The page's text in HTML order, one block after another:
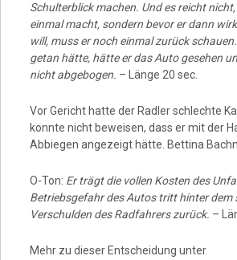
Schulterblick machen. Und es reicht
einmal macht, sondern bevor er dann
will, muss er noch einmal zurück
getan hätte, hätte er das Auto gesehen
nicht abgebogen. – Länge 20 sec.
Vor Gericht hatte der Radler schlechte
konnte nicht beweisen, dass er mit der
Abbiegen angezeigt hätte. Bettina
O-Ton: Er trägt die vollen Kosten des
Betriebsgefahr des Autos tritt hinter dem
Verschulden des Radfahrers zurück. –
Mehr zu dieser Entscheidung unter